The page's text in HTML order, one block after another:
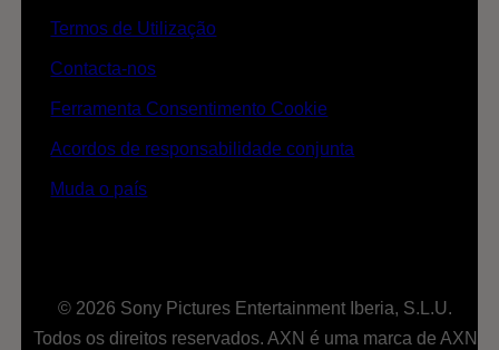
Termos de Utilização
Contacta-nos
Ferramenta Consentimento Cookie
Acordos de responsabilidade conjunta
Muda o país
© 2026 Sony Pictures Entertainment Iberia, S.L.U.
Todos os direitos reservados. AXN é uma marca de AXN